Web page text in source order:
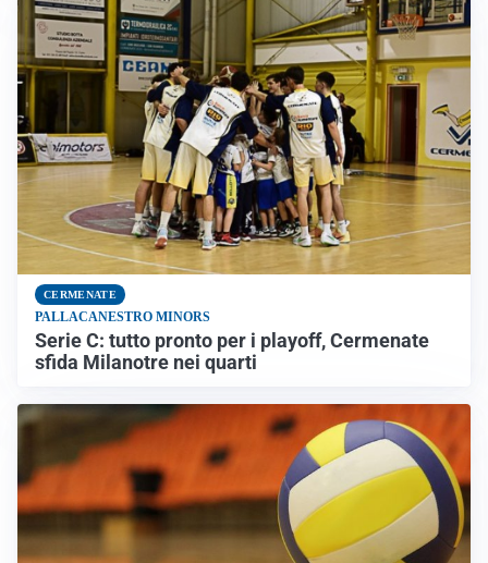
CERMENATE
PALLACANESTRO MINORS
Serie C: tutto pronto per i playoff, Cermenate
sfida Milanotre nei quarti